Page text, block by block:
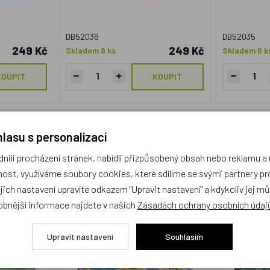
249 Kč
DB52036
Skladem 8 ks
249 Kč
KOUPIT
DB52035
Skladem 6
Český výrobek
Český
s personalizací
procházení stránek, nabídli přizpůsobený obsah nebo reklamu
využíváme soubory cookies, které sdílíme se svými partnery
nastavení upravíte odkazem "Upravit nastavení" a kdykoliv jej
informace najdete v našich Zásadách ochrany osobních
Upravit nastavení Souhlasím